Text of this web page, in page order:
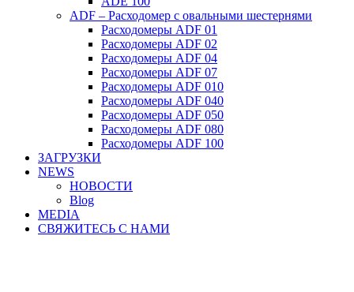
ADF – Расходомер с овальными шестернями
Расходомеры ADF 01
Расходомеры ADF 02
Расходомеры ADF 04
Расходомеры ADF 07
Расходомеры ADF 010
Расходомеры ADF 040
Расходомеры ADF 050
Расходомеры ADF 080
Расходомеры ADF 100
ЗАГРУЗКИ
NEWS
НОВОСТИ
Blog
MEDIA
СВЯЖИТЕСЬ С НАМИ